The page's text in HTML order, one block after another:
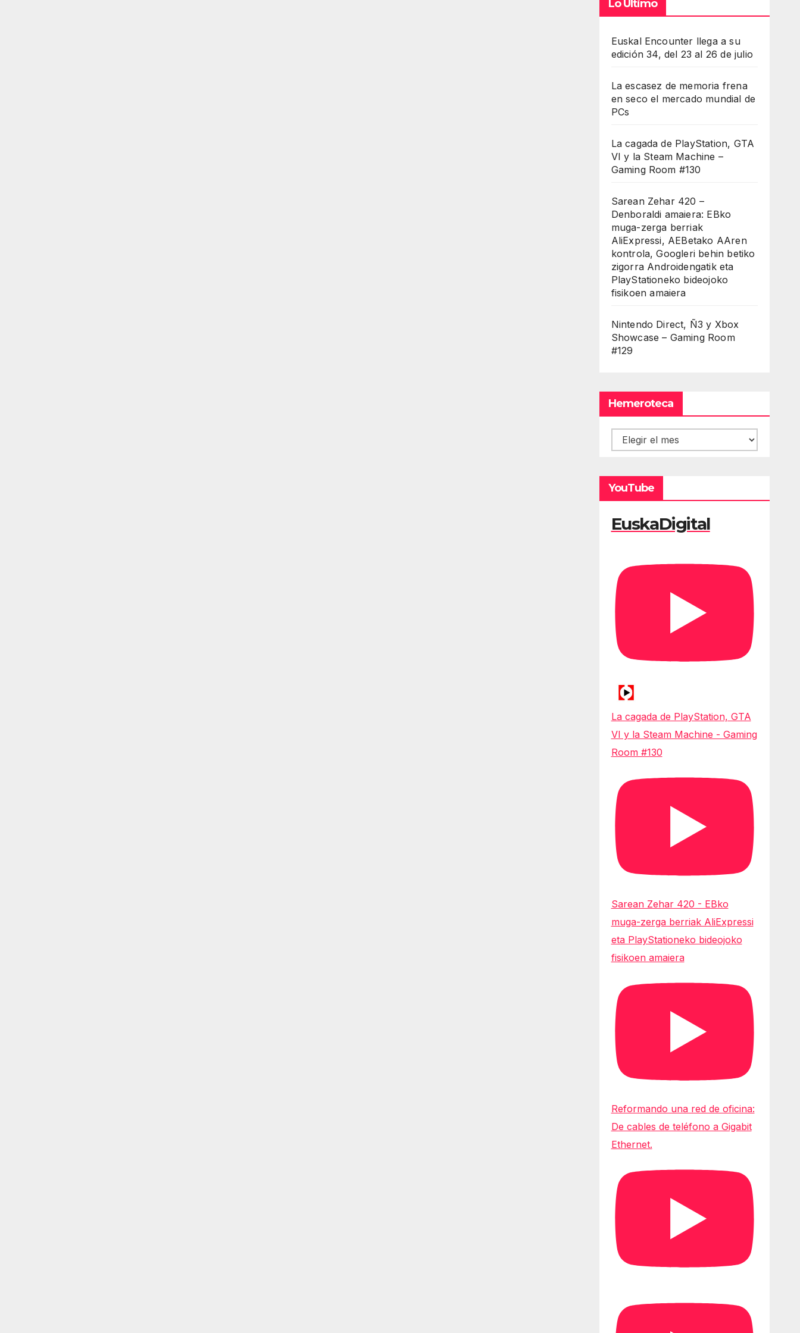
Lo Último
Euskal Encounter llega a su
edición 34, del 23 al 26 de julio
La escasez de memoria frena
en seco el mercado mundial de
PCs
La cagada de PlayStation, GTA
VI y la Steam Machine –
Gaming Room #130
Sarean Zehar 420 –
Denboraldi amaiera: EBko
muga-zerga berriak
AliExpressi, AEBetako AAren
kontrola, Googleri behin betiko
zigorra Androidengatik eta
PlayStationeko bideojoko
fisikoen amaiera
Nintendo Direct, Ñ3 y Xbox
Showcase – Gaming Room
#129
Hemeroteca
Hemeroteca
YouTube
EuskaDigital
La cagada de PlayStation, GTA
VI y la Steam Machine - Gaming
Room #130
Sarean Zehar 420 - EBko
muga-zerga berriak AliExpressi
eta PlayStationeko bideojoko
fisikoen amaiera
Reformando una red de oficina:
De cables de teléfono a Gigabit
Ethernet.